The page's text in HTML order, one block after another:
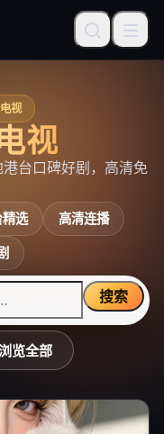
视
视
港台口碑好剧，高清免
选
高清连播
搜索
览全部